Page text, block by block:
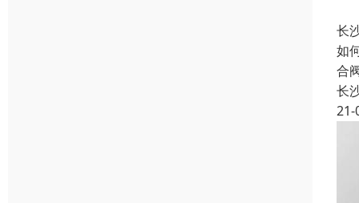
长
如
合
长
21-